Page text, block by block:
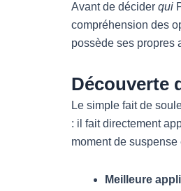
Avant de décider qui
compréhension des
possède ses propres
Découverte
Le simple fait de
: il fait directement
moment de
Meilleure